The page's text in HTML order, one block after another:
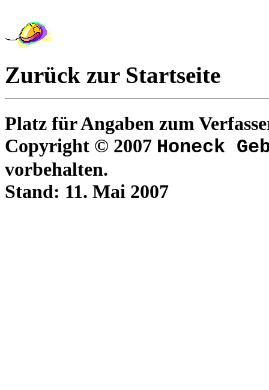
Zurück zur Startseite
Platz für Angaben zum
Copyright © 2007 Honeck
vorbehalten.
Stand: 11. Mai 2007